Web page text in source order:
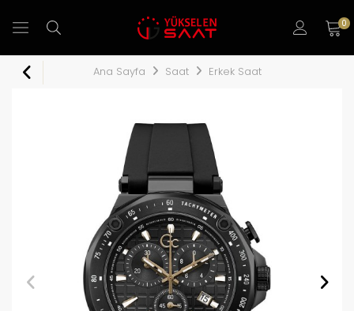
0
Ana Sayfa Saat Erkek Saat